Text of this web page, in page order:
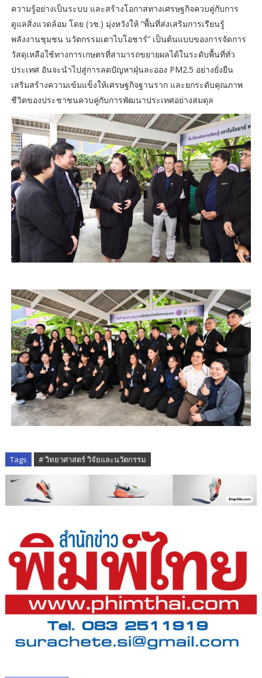
ความรู้อย่างเป็นระบบ และสร้างโอกาสทางเศรษฐกิจควบคู่กับการ
ดูแลสิ่งแวดล้อม โดย (วช.) มุ่งหวังให้ “พื้นที่ส่งเสริมการเรียนรู้
พลังงานชุมชน นวัตกรรมเตาไบโอชาร์” เป็นต้นแบบของการจัดการ
วัสดุเหลือใช้ทางการเกษตรที่สามารถขยายผลได้ในระดับพื้นที่ทั่ว
ประเทศ อันจะนำไปสู่การลดปัญหาฝุ่นละออง PM2.5 อย่างยั่งยืน
เสริมสร้างความเข้มแข็งให้เศรษฐกิจฐานราก และยกระดับคุณภาพ
ชีวิตของประชาชนควบคู่กับการพัฒนาประเทศอย่างสมดุล
Tags # วิทยาศาสตร์ วิจัยและนวัตกรรม